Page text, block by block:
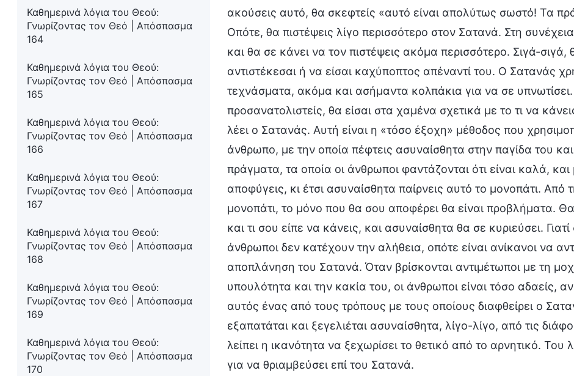
Καθημερινά λόγια του Θεού:
Γνωρίζοντας τον Θεό | Απόσπασμα
164
Καθημερινά λόγια του Θεού:
Γνωρίζοντας τον Θεό | Απόσπασμα
165
Καθημερινά λόγια του Θεού:
Γνωρίζοντας τον Θεό | Απόσπασμα
166
Καθημερινά λόγια του Θεού:
Γνωρίζοντας τον Θεό | Απόσπασμα
167
Καθημερινά λόγια του Θεού:
Γνωρίζοντας τον Θεό | Απόσπασμα
168
Καθημερινά λόγια του Θεού:
Γνωρίζοντας τον Θεό | Απόσπασμα
169
Καθημερινά λόγια του Θεού:
Γνωρίζοντας τον Θεό | Απόσπασμα
170
ακούσεις αυτό, θα σκεφτείς «αυτό είναι απολύτως σωστό! Τα
Οπότε, θα πιστέψεις λίγο περισσότερο στον Σατανά. Στη
και θα σε κάνει να τον πιστέψεις ακόμα περισσότερο. Σιγά-
αντιστέκεσαι ή να είσαι καχύποπτος απέναντί του. Ο Σατανάς
τεχνάσματα, ακόμα και ασήμαντα κολπάκια για να σε
προσανατολιστείς, θα είσαι στα χαμένα σχετικά με το τι να
λέει ο Σατανάς. Αυτή είναι η «τόσο έξοχη» μέθοδος που
άνθρωπο, με την οποία πέφτεις ασυναίσθητα στην παγίδα του
πράγματα, τα οποία οι άνθρωποι φαντάζονται ότι είναι καλά, και
αποφύγεις, κι έτσι ασυναίσθητα παίρνεις αυτό το μονοπάτι.
μονοπάτι, το μόνο που θα σου αποφέρει θα είναι προβλήματα.
και τι σου είπε να κάνεις, και ασυναίσθητα θα σε κυριεύσει.
άνθρωποι δεν κατέχουν την αλήθεια, οπότε είναι ανίκανοι να
αποπλάνηση του Σατανά. Όταν βρίσκονται αντιμέτωποι με τη
υπουλότητα και την κακία του, οι άνθρωποι είναι τόσο αδαείς,
αυτός ένας από τους τρόπους με τους οποίους διαφθείρει ο
εξαπατάται και ξεγελιέται ασυναίσθητα, λίγο-λίγο, από τις
λείπει η ικανότητα να ξεχωρίσει το θετικό από το αρνητικό. Του
για να θριαμβεύσει επί του Σατανά.